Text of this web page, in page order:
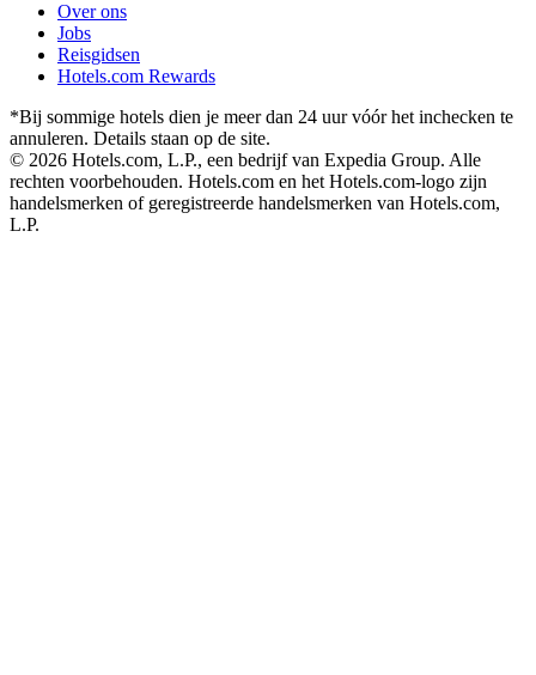
Over ons
Jobs
Reisgidsen
Hotels.com Rewards
*Bij sommige hotels dien je meer dan 24 uur vóór het inchecken te
annuleren. Details staan op de site.
© 2026 Hotels.com, L.P., een bedrijf van Expedia Group. Alle
rechten voorbehouden. Hotels.com en het Hotels.com-logo zijn
handelsmerken of geregistreerde handelsmerken van Hotels.com,
L.P.